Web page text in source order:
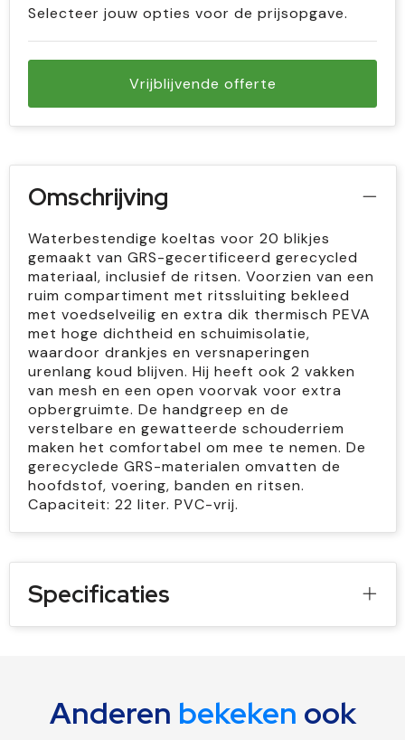
Selecteer jouw opties voor de prijsopgave.
Vrijblijvende offerte
Omschrijving
Waterbestendige koeltas voor 20 blikjes
gemaakt van GRS-gecertificeerd gerecycled
materiaal, inclusief de ritsen. Voorzien van een
ruim compartiment met ritssluiting bekleed
met voedselveilig en extra dik thermisch PEVA
met hoge dichtheid en schuimisolatie,
waardoor drankjes en versnaperingen
urenlang koud blijven. Hij heeft ook 2 vakken
van mesh en een open voorvak voor extra
opbergruimte. De handgreep en de
verstelbare en gewatteerde schouderriem
maken het comfortabel om mee te nemen. De
gerecyclede GRS-materialen omvatten de
hoofdstof, voering, banden en ritsen.
Capaciteit: 22 liter. PVC-vrij.
Specificaties
Anderen bekeken ook